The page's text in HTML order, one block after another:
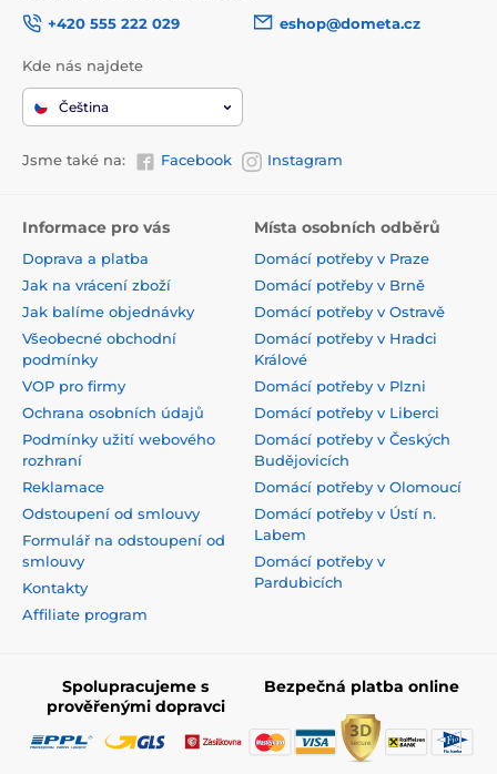
+420 555 222 029
eshop@dometa.cz
Kde nás najdete
Čeština
Jsme také na: Facebook Instagram
Informace pro vás
Doprava a platba
Jak na vrácení zboží
Jak balíme objednávky
Všeobecné obchodní
podmínky
VOP pro firmy
Ochrana osobních údajů
Podmínky užití webového
rozhraní
Reklamace
Odstoupení od smlouvy
Formulář na odstoupení od
smlouvy
Kontakty
Affiliate program
Místa osobních odběrů
Domácí potřeby v Praze
Domácí potřeby v Brně
Domácí potřeby v Ostravě
Domácí potřeby v Hradci
Králové
Domácí potřeby v Plzni
Domácí potřeby v Liberci
Domácí potřeby v Českých
Budějovicích
Domácí potřeby v Olomoucí
Domácí potřeby v Ústí n.
Labem
Domácí potřeby v
Pardubicích
Spolupracujeme s
prověřenými dopravci
Bezpečná platba online